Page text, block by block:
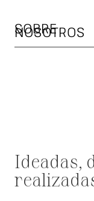
SOBRE
NOSOTROS
Ideadas,